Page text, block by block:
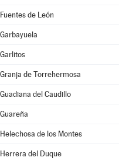
Fuentes de León
Garbayuela
Garlitos
Granja de Torrehermosa
Guadiana del Caudillo
Guareña
Helechosa de los Montes
Herrera del Duque